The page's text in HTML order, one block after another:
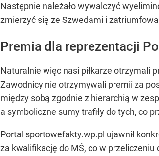
Następnie należało wywalczyć
zmierzyć się ze Szwedami i
Premia dla reprezentacji
Naturalnie więc nasi piłkarze otrzymali
Zawodnicy nie otrzymywali premii za
między sobą zgodnie z hierarchią w
a symboliczne sumy trafiły do tych, co
Portal sportowefakty.wp.pl ujawnił
za kwalifikację do MŚ, co w przeliczeniu